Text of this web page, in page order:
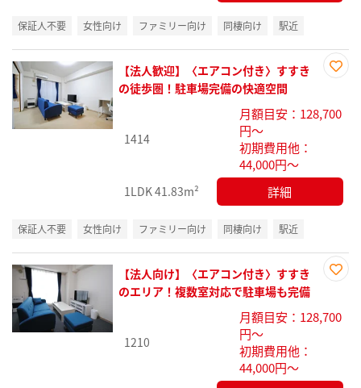
保証人不要 女性向け ファミリー向け 同棲向け 駅近
り登
【法人歓迎】〈エアコン付き〉すすき
の徒歩圏！駐車場完備の快適空間
1414
月額目安：128,700
円～
初期費用他：
44,000円～
1LDK41.83m² 詳細
保証人不要 女性向け ファミリー向け 同棲向け 駅近
り登
【法人向け】〈エアコン付き〉すすき
のエリア！複数室対応で駐車場も完備
1210
月額目安：128,700
円～
初期費用他：
44,000円～